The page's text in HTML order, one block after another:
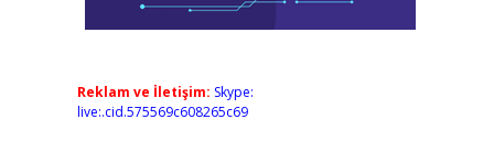
Reklam ve İletişim: Skype:
live:.cid.575569c608265c69